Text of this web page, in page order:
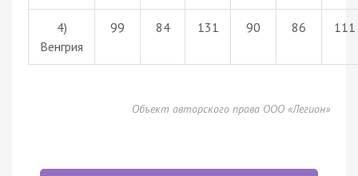
4)
Венгрия
99 84 131 90 86 111
Объект авторского права ООО «Легион»